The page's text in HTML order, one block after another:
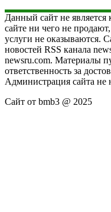
Данный сайт не
сайте ни чего не
услуги не оказываются.
новостей RSS канала
newsru.com. Материалы
ответственность за
Администрация сайта не
Сайт от bmb3 @ 2025